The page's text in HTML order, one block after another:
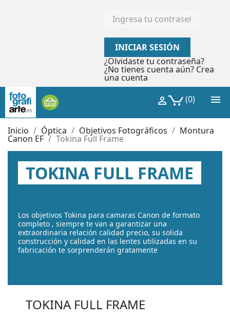
INICIAR SESIÓN
¿Olvidaste tu contraseña?
¿No tienes cuenta aún? Crea
una cuenta

(0)

Inicio Óptica Objetivos Fotográficos Montura
Canon EF Tokina Full Frame
TOKINA FULL FRAME
Los objetivos Tokina para camaras Canon de formato
completo , siempre te van a garantizar una
extraordinaria relación calidad precio, su solida
construcción y calidad en las lentes utilizadas en su
fabricación te sorprenderán gratamente
TOKINA FULL FRAME